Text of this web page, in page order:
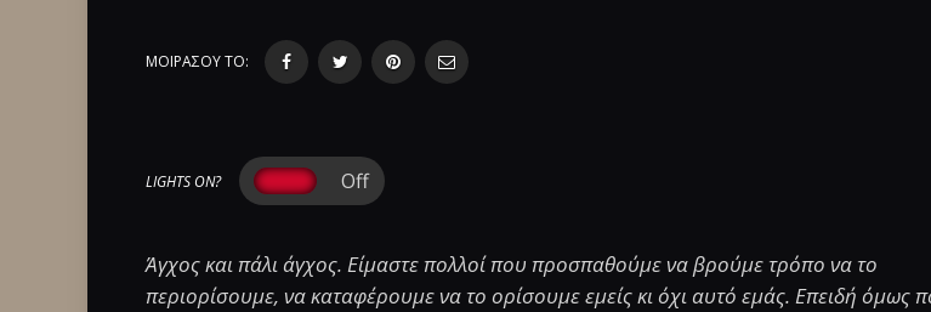
ΜΟΙΡΑΣΟΥ ΤΟ:
LIGHTS ON?
Άγχος και πάλι άγχος. Είμαστε πολλοί που προσπαθούμε να βρούμε τρόπο να το
περιορίσουμε, να καταφέρουμε να το ορίσουμε εμείς κι όχι αυτό εμάς. Επειδή όμως